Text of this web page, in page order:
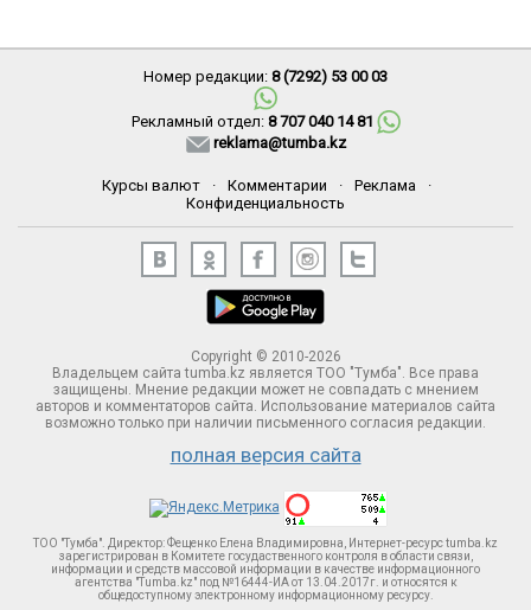
Номер редакции: 8 (7292) 53 00 03
Рекламный отдел: 8 707 040 14 81
reklama@tumba.kz
Курсы валют · Комментарии · Реклама
·
Конфиденциальность
Copyright © 2010-2026
Владельцем сайта tumba.kz является ТОО "Тумба". Все права
защищены. Мнение редакции может не совпадать с мнением
авторов и комментаторов сайта. Использование материалов сайта
возможно только при наличии письменного согласия редакции.
полная версия сайта
ТОО "Тумба". Директор: Фещенко Елена Владимировна, Интернет-ресурс tumba.kz
зарегистрирован в Комитете госудаственного контроля в области связи,
информации и средств массовой информации в качестве информационного
агентства "Tumba.kz" под №16444-ИА от 13.04.2017г. и относятся к
общедоступному электронному информационному ресурсу.